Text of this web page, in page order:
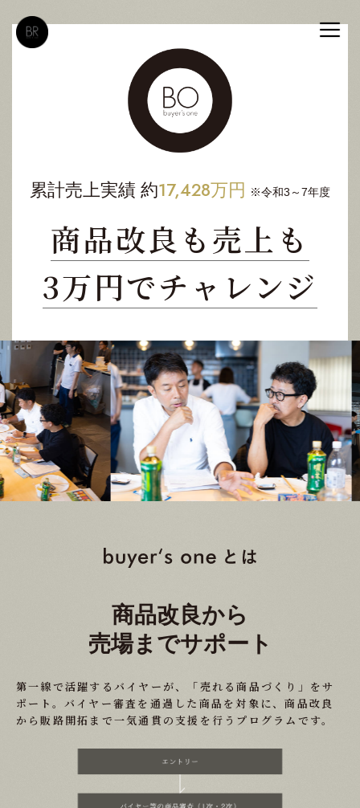
累計売上実績 約17,428万円 ※令和3～7年度
商品改良も売上も
3万円でチャレンジ
商品改良から
売場までサポート
第一線で活躍するバイヤーが、「売れる商品づくり」をサ
ポート。バイヤー審査を通過した 商品を対象に、商品改良
から販路開拓まで一気通貫の支援を行うプログラムです。